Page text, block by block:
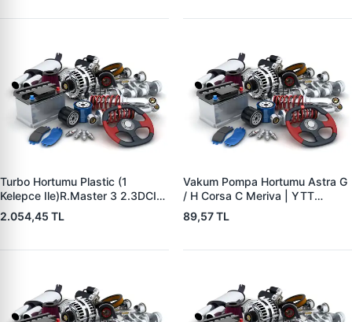
Turbo Hortumu Plastic (1
Kelepce Ile)R.Master 3 2.3DCI
M9T (Çift Teker Araclar Icin)
2010- | BREVETTE RN8403 |
8200753439
2.054,45 TL
Vakum Pompa Hortumu Astra G
/ H Corsa C Meriva | YTT
Y11641 | OEM 5545506
89,57 TL